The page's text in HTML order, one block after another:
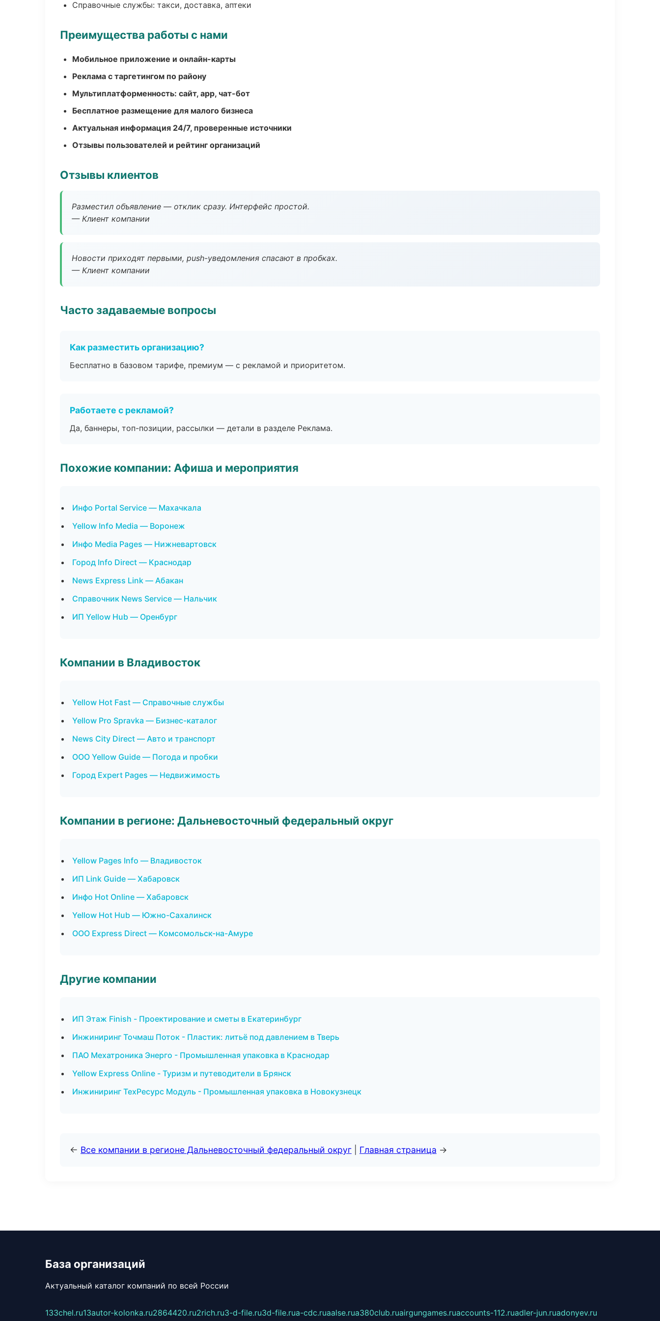
Справочные службы: такси, доставка, аптеки
Преимущества работы с нами
Мобильное приложение и онлайн-карты
Реклама с таргетингом по району
Мультиплатформенность: сайт, app, чат-бот
Бесплатное размещение для малого бизнеса
Актуальная информация 24/7, проверенные источники
Отзывы пользователей и рейтинг организаций
Отзывы клиентов
Разместил объявление — отклик сразу. Интерфейс простой.
— Клиент компании
Новости приходят первыми, push-уведомления спасают в пробках.
— Клиент компании
Часто задаваемые вопросы
Как разместить организацию?
Бесплатно в базовом тарифе, премиум — с рекламой и приоритетом.
Работаете с рекламой?
Да, баннеры, топ-позиции, рассылки — детали в разделе Реклама.
Похожие компании: Афиша и мероприятия
Инфо Portal Service — Махачкала
Yellow Info Media — Воронеж
Инфо Media Pages — Нижневартовск
Город Info Direct — Краснодар
News Express Link — Абакан
Справочник News Service — Нальчик
ИП Yellow Hub — Оренбург
Компании в Владивосток
Yellow Hot Fast — Справочные службы
Yellow Pro Spravka — Бизнес-каталог
News City Direct — Авто и транспорт
ООО Yellow Guide — Погода и пробки
Город Expert Pages — Недвижимость
Компании в регионе: Дальневосточный федеральный округ
Yellow Pages Info — Владивосток
ИП Link Guide — Хабаровск
Инфо Hot Online — Хабаровск
Yellow Hot Hub — Южно-Сахалинск
ООО Express Direct — Комсомольск-на-Амуре
Другие компании
ИП Этаж Finish - Проектирование и сметы в Екатеринбург
Инжиниринг Точмаш Поток - Пластик: литьё под давлением в Тверь
ПАО Мехатроника Энерго - Промышленная упаковка в Краснодар
Yellow Express Online - Туризм и путеводители в Брянск
Инжиниринг ТехРесурс Модуль - Промышленная упаковка в Новокузнецк
← Все компании в регионе Дальневосточный федеральный округ Главная страница →
База организаций
Актуальный каталог компаний по всей России
133chel.ru13autor-kolonka.ru2864420.ru2rich.ru3-d-file.ru3d-file.rua-cdc.ruaalse.rua380club.ruairgungames.ruaccounts-112.ruadler-jun.ruadonyev.ru